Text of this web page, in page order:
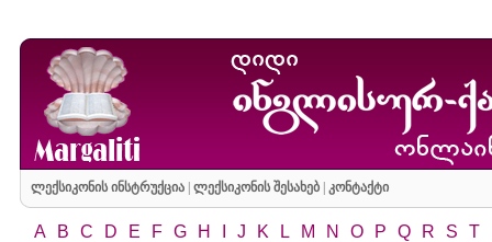
ლექსიკონის ინსტრუქცია| ლექსიკონის შესახებ| კონტაქტი
A B C D E F G H J K L M N O P Q R S T